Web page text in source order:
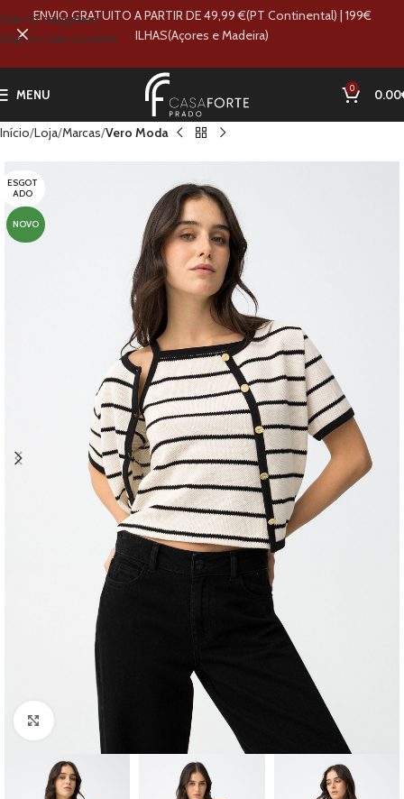
Skip to navigation
Skip to main content
MENU 0 0.00
Início Loja Marcas Vero Moda
ESGOT
ADO
NOVO
Clique para ampliar
ENVIO GRATUITO A PARTIR DE 49,99 €(PT Continental) | 199€
ILHAS(Açores e Madeira)